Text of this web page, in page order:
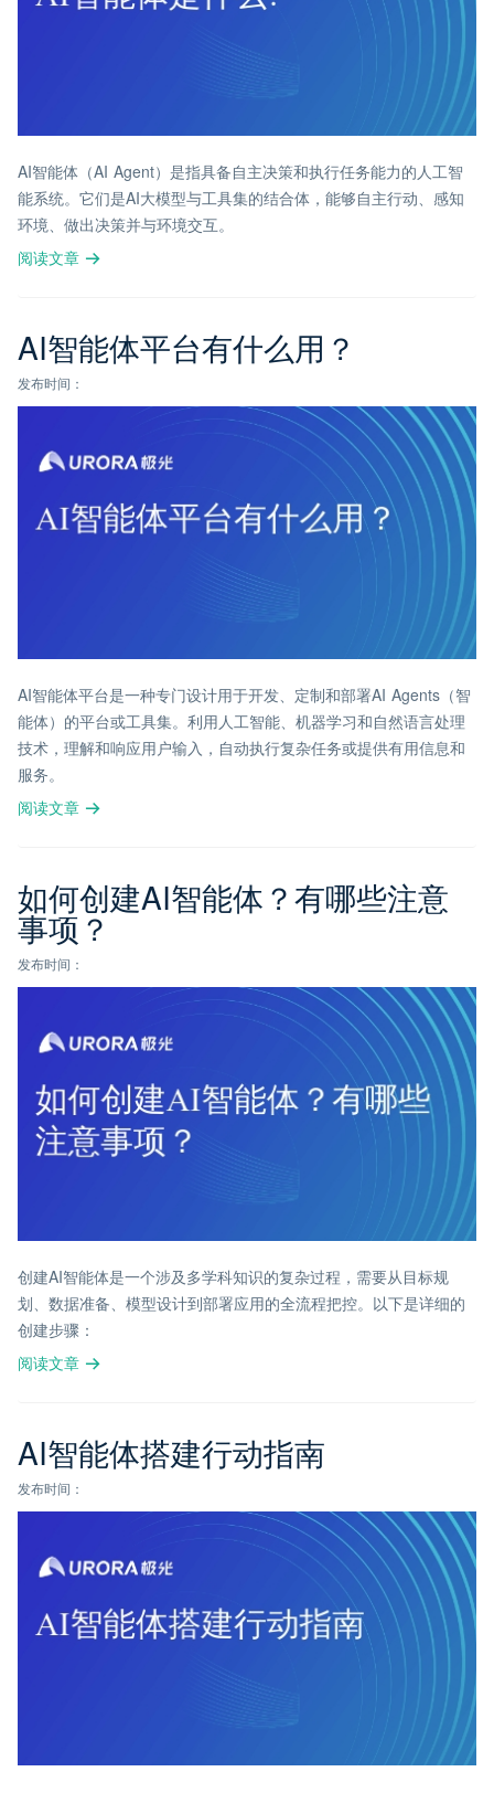
AI智能体（AI Agent）是指具备自主决策和执行任务能力的人工智
能系统。它们是AI大模型与工具集的结合体，能够自主行动、感知
环境、做出决策并与环境交互。
阅读文章
AI智能体平台有什么用？
发布时间：
AI智能体平台是一种专门设计用于开发、定制和部署AI Agents（智
能体）的平台或工具集。利用人工智能、机器学习和自然语言处理
技术，理解和响应用户输入，自动执行复杂任务或提供有用信息和
服务。
阅读文章
如何创建AI智能体？有哪些注意
事项？
发布时间：
创建AI智能体是一个涉及多学科知识的复杂过程，需要从目标规
划、数据准备、模型设计到部署应用的全流程把控。以下是详细的
创建步骤：
阅读文章
AI智能体搭建行动指南
发布时间：